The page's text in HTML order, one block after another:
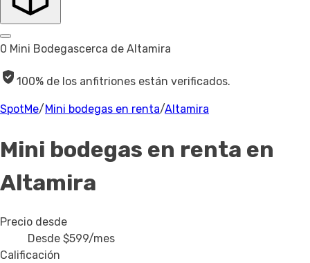
0 Mini Bodegascerca de Altamira
100% de los anfitriones están verificados.
SpotMe/ Mini bodegas en renta/Altamira
Mini bodegas en renta en
Altamira
Precio desde
Desde $599/mes
Calificación